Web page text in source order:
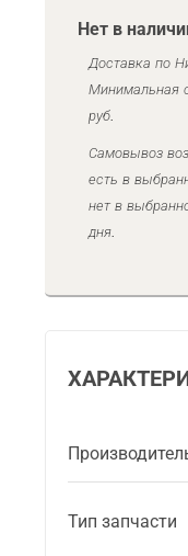
Нет в
Доставка по
Минимальная
руб.
Самовывоз
есть в
нет в
дня.
Тип запчасти